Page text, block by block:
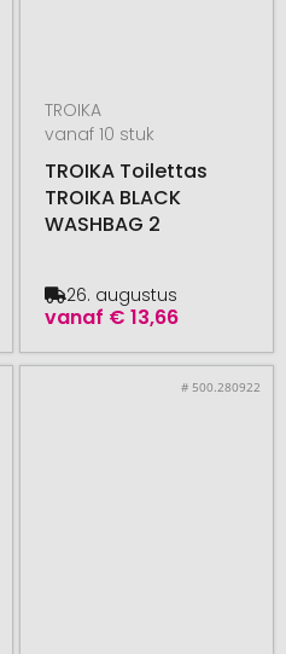
TROIKA
vanaf 10 stuk
TROIKA Toilettas
TROIKA BLACK
WASHBAG 2
vanaf € 13,66
26. augustus
# 500.280922